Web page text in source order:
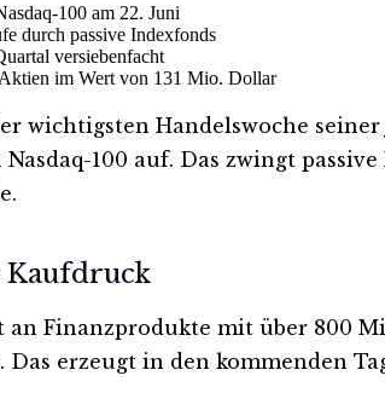
100 am 22. Juni
durch passive Indexfonds
versiebenfacht
im Wert von 131 Mio. Dollar
wichtigsten Handelswoche
100 auf. Das zwingt
Kaufdruck
an Finanzprodukte mit über 800
Das erzeugt in den kommenden